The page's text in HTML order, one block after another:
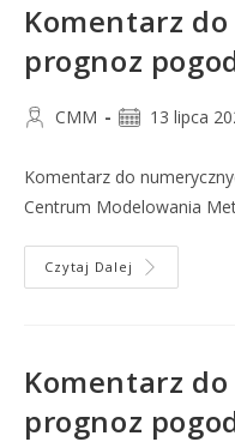
Komentarz
prognoz
CMM 13 lipca
Komentarz do
Centrum Modelowania
Czytaj Dalej
Komentarz
prognoz